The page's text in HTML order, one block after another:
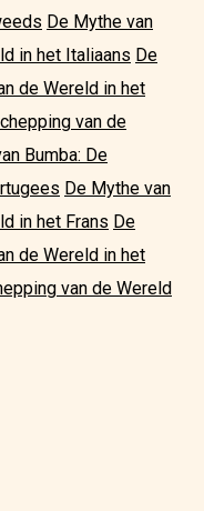
De Mythe van
in het Italiaans De
de Wereld in het
van de
Bumba: De
De Mythe van
in het Frans De
de Wereld in het
van de Wereld